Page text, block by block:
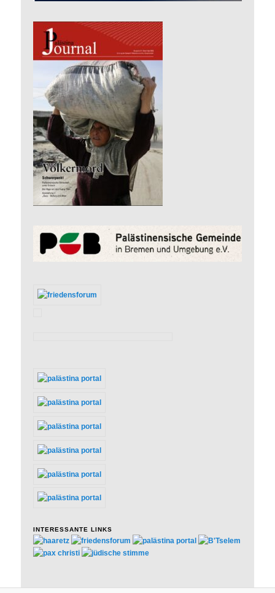
INTERESSANTE LINKS